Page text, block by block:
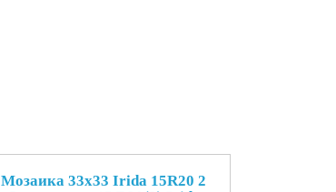
Мозаика 33x33 Irida 15R20 2